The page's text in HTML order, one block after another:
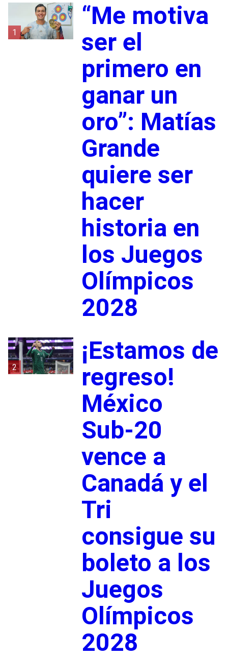
1
“Me motiva
ser el
primero en
ganar un
oro”: Matías
Grande
quiere ser
hacer
historia en
los Juegos
Olímpicos
2028
2
¡Estamos de
regreso!
México
Sub-20
vence a
Canadá y el
Tri
consigue su
boleto a los
Juegos
Olímpicos
2028